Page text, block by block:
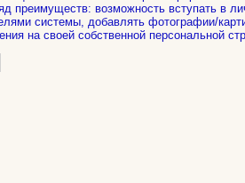
преимуществ: возможность вступать в
системы, добавлять фотографии/
на своей собственной персональной